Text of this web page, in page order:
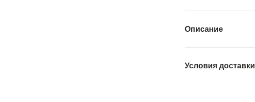
Описание
Условия доставки